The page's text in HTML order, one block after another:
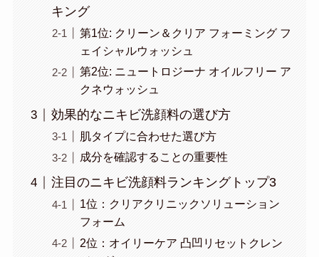
キング
第1位: クリーン＆クリア フォーミング フ
ェイシャルウォッシュ
第2位: ニュートロジーナ オイルフリー ア
クネウォッシュ
効果的なニキビ洗顔料の選び方
肌タイプに合わせた選び方
成分を確認することの重要性
注目のニキビ洗顔料ランキングトップ3
1位：クリアクリニックソリューション
フォーム
2位：オイリーケア 凸凹リセットクレン